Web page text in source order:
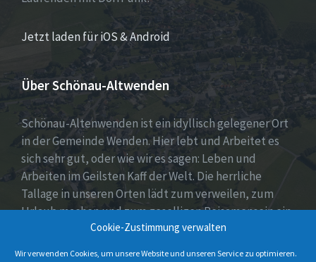
Cookie-Zustimmung verwalten
Wir verwenden Cookies, um unsere Website und unseren Service zu optimieren.
Jetzt laden für iOS & Android
Über Schönau-Altwenden
Schönau-Altenwenden ist ein idyllisch gelegener Ort
in der Gemeinde Wenden. Hier lebt und Arbeitet es
sich sehr gut, oder wie wir es sagen: Leben und
Arbeiten im Geilsten Kaff der Welt. Die herrliche
Tallage in unseren Orten lädt zum verweilen, zum
Urlaub machen und zum geselligen Beisamensein ein.
Dies wird auch durch unser aktives Vereinsleben
unter Beweis gestellt.